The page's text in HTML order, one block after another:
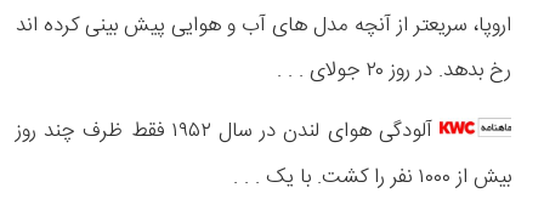
اروپا، سریعتر از آنچه مدل های آب و هوایی پیش بینی کرده اند
رخ بدهد. در روز ۲۰ جولای . . .
آلودگی هوای لندن در سال ۱۹۵۲ فقط ظرف چند روز
بیش از ۱۰۰۰ نفر را کشت. با یک . . .